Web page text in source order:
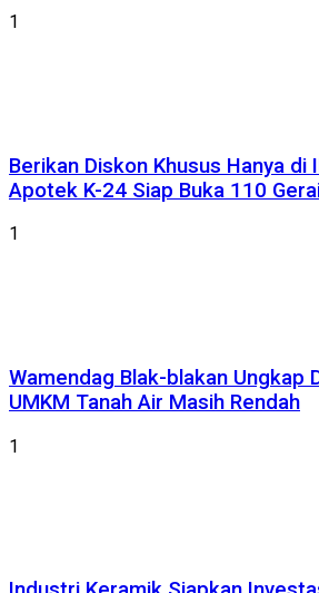
1
Berikan Diskon Khusus Hanya di
Apotek K-24 Siap Buka 110
1
Wamendag Blak-blakan Ungkap
UMKM Tanah Air Masih Rendah
1